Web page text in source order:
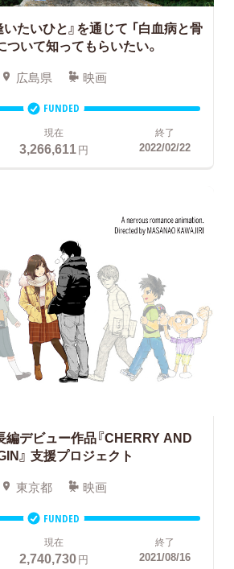
たいひと』を通じて 「白血病と骨
ついて知ってもらいたい。
広島県 映画
FUNDED
現在
3,266,611円
終了
2022/02/22
編デビュー作品『CHERRY AND
』 支援プロジェクト
東京都 映画
FUNDED
現在
2,740,730円
終了
2021/08/16